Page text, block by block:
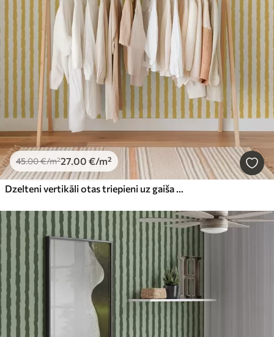
45.00€/m²27.00 €/m²
Dzelteni vertikāli otas triepieni uz gaiša fona